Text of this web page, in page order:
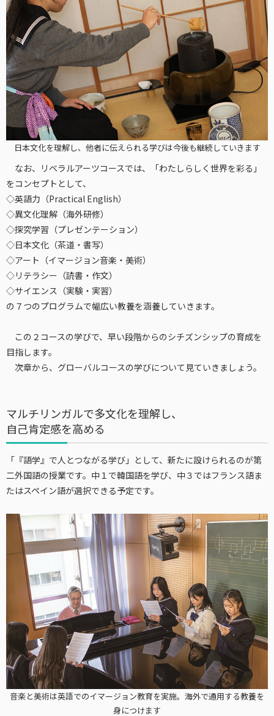
日本文化を理解し、他者に伝えられる学びは今後も継続していきます
なお、リベラルアーツコースでは、「わたしらしく世界を彩る」
をコンセプトとして、
◇英語力（Practical English）
◇異文化理解（海外研修）
◇探究学習（プレゼンテーション）
◇日本文化（茶道・書写）
◇アート（イマージョン音楽・美術）
◇リテラシー（読書・作文）
◇サイエンス（実験・実習）
の７つのプログラムで幅広い教養を涵養していきます。
この２コースの学びで、早い段階からのシチズンシップの育成を
目指します。
次章から、グローバルコースの学びについて見ていきましょう。
マルチリンガルで多文化を理解し、
自己肯定感を高める
「『語学』で人とつながる学び」として、新たに設けられるのが第
二外国語の授業です。中１で韓国語を学び、中３ではフランス語ま
たはスペイン語が選択できる予定です。
音楽と美術は英語でのイマージョン教育を実施。海外で通用する教養を
身につけます